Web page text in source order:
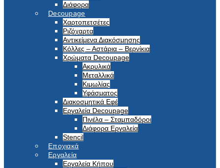
Διάφορα
Decoupage
Χαρτοπετσέτες
Ριζόχαρτα
Αντικείμενα Διακόσμησης
Κόλλες – Αστάρια – Βερνίκια
Χρώματα Decoupage
Ακρυλικά
Μεταλλικά
Κιμωλίας
Υφάσματος
Διακοσμητικά Εφέ
Εργαλεία Decoupage
Πινέλα – Σταμπαδόροι
Διάφορα Εργαλεία
Stencil
Εποχιακά
Εργαλεία
Εργαλεία Κήπου